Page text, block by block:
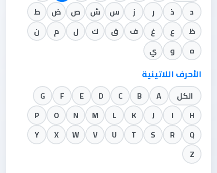
د
ذ ر ز س ش ص ض
ط
ظ
ع غ ف ق ك ل م
ن
ه
و ي
الأحرف اللاتينية
الكل A
B
C
D
E
F
G
H
I
J
K
L
M
N
O
P
Q
R
S
T
U
V
W
X
Y
Z